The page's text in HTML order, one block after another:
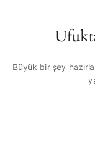
Büyük bir şey